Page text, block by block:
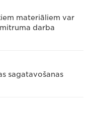
materiāliem var
darba
sagatavošanas